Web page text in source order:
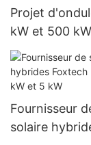
Projet
kW et 500
commerciales
Fournisseur
solaire